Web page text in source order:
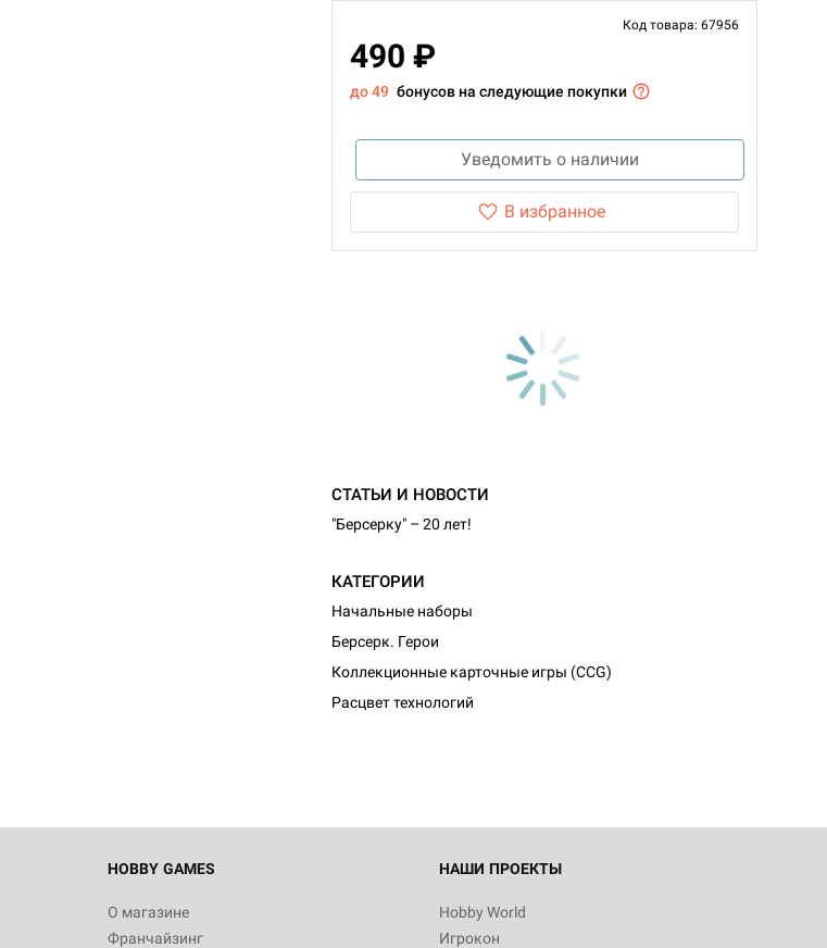
Код товара: 67956
490 ₽
до 49 бонусов на следующие покупки
Уведомить о наличии
В избранное
СТАТЬИ И НОВОСТИ
"Берсерку" – 20 лет!
КАТЕГОРИИ
Начальные наборы
Берсерк. Герои
Коллекционные карточные игры (CCG)
Расцвет технологий
HOBBY GAMES
О магазине
Франчайзинг
НАШИ ПРОЕКТЫ
Hobby World
Игрокон